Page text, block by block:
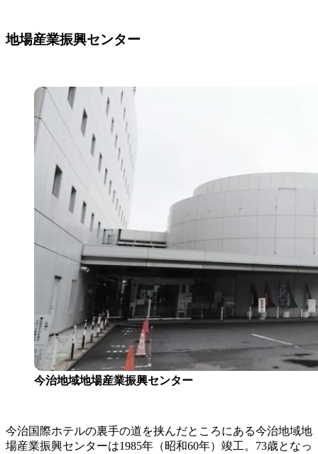
地場産業振興センター
今治地域地場産業振興センター
今治国際ホテルの裏手の道を挟んだところにある今治地域地
場産業振興センターは1985年（昭和60年）竣工。73歳となっ